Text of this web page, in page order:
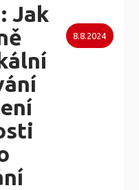
Jak
8.8.2024